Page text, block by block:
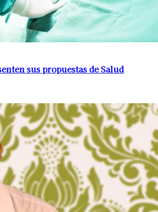
sus propuestas de Salud